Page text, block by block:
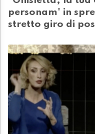
personam' in
stretto giro di